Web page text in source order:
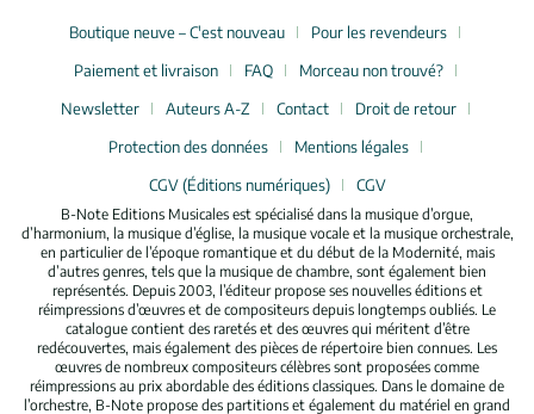
Boutique neuve – C'est nouveau
Pour les revendeurs
Paiement et livraison
FAQ
Morceau non trouvé?
Newsletter
Auteurs A-Z Contact
Droit de retour
Protection des données
Mentions légales
CGV (Éditions numériques)
CGV
B-Note Editions Musicales est spécialisé dans la musique d’orgue,
d’harmonium, la musique d’église, la musique vocale et la musique orchestrale,
en particulier de l’époque romantique et du début de la Modernité, mais
d’autres genres, tels que la musique de chambre, sont également bien
représentés. Depuis 2003, l’éditeur propose ses nouvelles éditions et
réimpressions d’œuvres et de compositeurs depuis longtemps oubliés. Le
catalogue contient des raretés et des œuvres qui méritent d’être
redécouvertes, mais également des pièces de répertoire bien connues. Les
œuvres de nombreux compositeurs célèbres sont proposées comme
réimpressions au prix abordable des éditions classiques. Dans le domaine de
l’orchestre, B-Note propose des partitions et également du matériel en grand